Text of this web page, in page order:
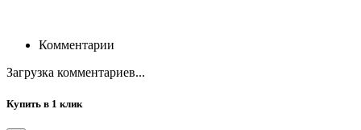
Комментарии
Загрузка комментариев...
Купить в 1 клик